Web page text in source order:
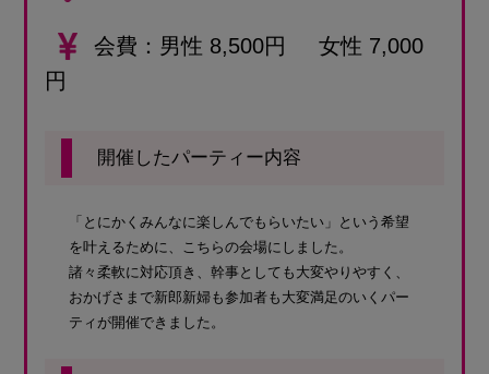
会費
男性 8,500円 女性 7,000
円
開催したパーティー内容
「とにかくみんなに楽しんでもらいたい」という希望
を叶えるために、こちらの会場にしました。
諸々柔軟に対応頂き、幹事としても大変やりやすく、
おかげさまで新郎新婦も参加者も大変満足のいくパー
ティが開催できました。